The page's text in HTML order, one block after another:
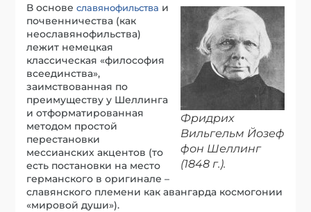
Фридрих
Вильгельм Йозеф
фон Шеллинг
(1848 г.).
В основеславянофильства и
почвенничества (как
неославянофильства)
лежит немецкая
классическая «философия
всеединства»,
заимствованная по
преимуществу у Шеллинга
и отформатированная
методом простой
перестановки
мессианских акцентов (то
есть постановки на место
германского в оригинале –
славянского племени как авангарда космогонии
«мировой души»).